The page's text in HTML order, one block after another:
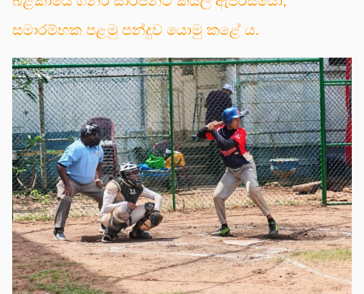
සමාරම්භක පළමු පන්දුව යොමු කළේ ය.